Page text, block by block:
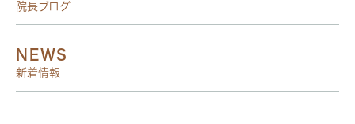
院長ブログ
NEWS
新着情報